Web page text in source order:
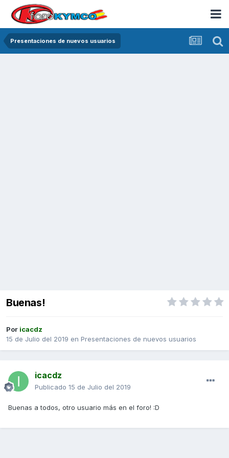
Presentaciones de nuevos usuarios
Buenas!
Por icacdz
15 de Julio del 2019 en Presentaciones de nuevos usuarios
icacdz
Publicado 15 de Julio del 2019
Buenas a todos, otro usuario más en el foro! :D